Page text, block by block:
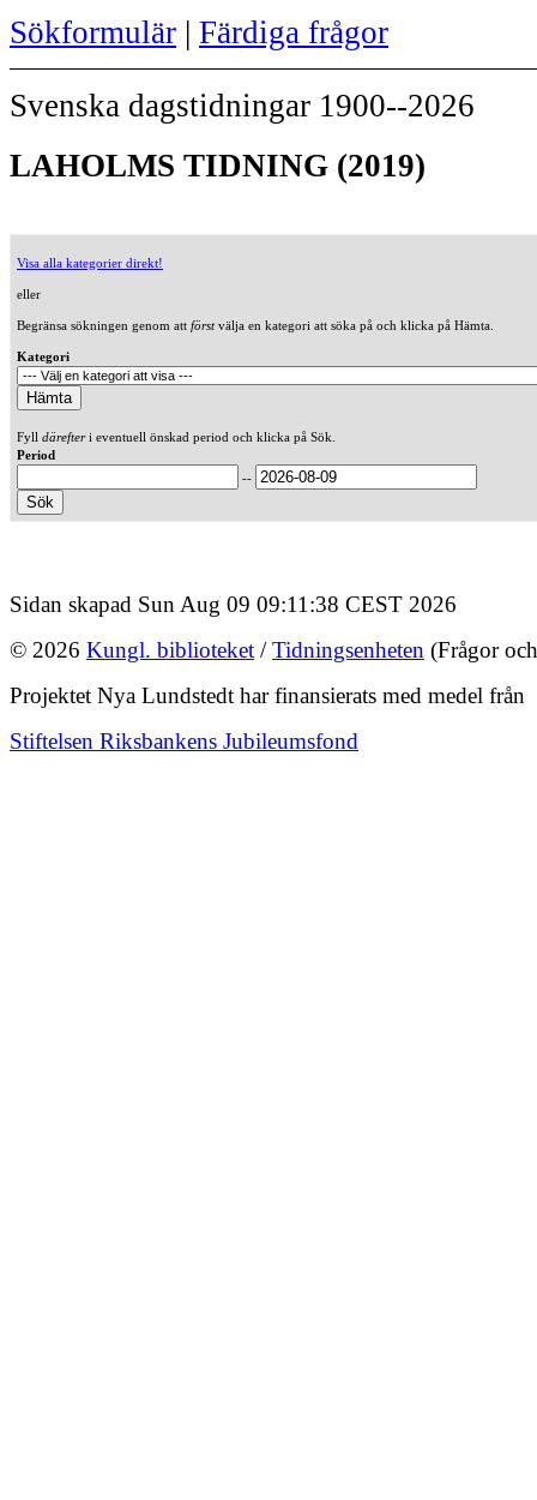
Sökformulär | Färdiga frågor
Svenska dagstidningar 1900--2026
LAHOLMS TIDNING (2019)
Visa alla kategorier direkt!
eller
Begränsa sökningen genom att förstvälja en kategori att söka på och klicka på Hämta.
Kategori
Fyll därefteri eventuell önskad period och klicka på Sök.
Period
--
Sidan skapad Sun Aug 09 09:11:38 CEST 2026
© 2026 Kungl. biblioteket /Tidningsenheten (Frågor
Projektet Nya Lundstedt har finansierats med medel från
Stiftelsen Riksbankens Jubileumsfond